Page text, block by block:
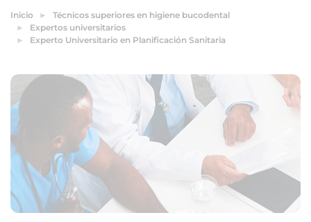
Inicio
Técnicos superiores en higiene bucodental
Expertos universitarios
Experto Universitario en Planificación Sanitaria